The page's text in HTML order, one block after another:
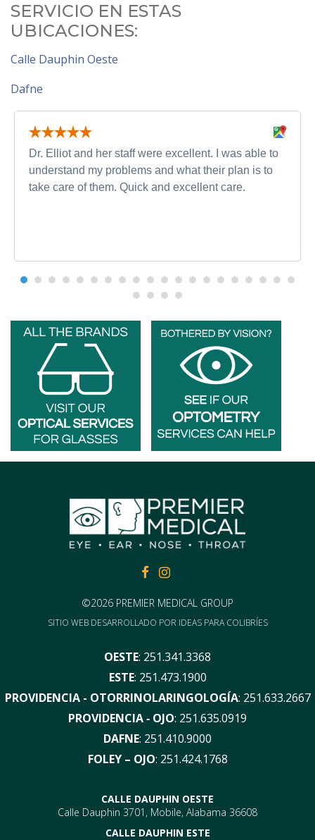
SERVICIO EN ESTAS
UBICACIONES:
Calle Dauphin Oeste
Dafne
Dr. Elliot and her staff were excellent. I was able to
understand my problems and what their plan is to
take care of them. Quick and excellent care.
FACEBOOKFACEBOOK
©2026 PREMIER MEDICAL GROUP
SITIO WEB DESARROLLADO POR IDEAS PARA COLIBRÍES
OESTE: 251.341.3368
ESTE: 251.473.1900
PROVIDENCIA - OTORRINOLARINGOLOGÍA: 251.633.2667
PROVIDENCIA ‑ OJO: 251.635.0919
DAFNE: 251.410.9000
FOLEY – OJO: 251.424.1768
CALLE DAUPHIN OESTE
Calle Dauphin 3701, Mobile, Alabama 36608
CALLE DAUPHIN ESTE